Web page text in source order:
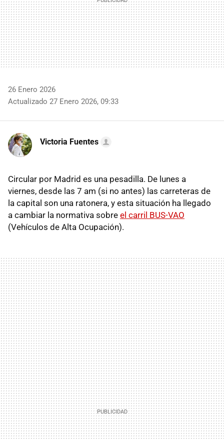
26 Enero 2026
Actualizado 27 Enero 2026, 09:33
Victoria Fuentes
Circular por Madrid es una pesadilla. De lunes a
viernes, desde las 7 am (si no antes) las carreteras de
la capital son una ratonera, y esta situación ha llegado
a cambiar la normativa sobre el carril BUS-VAO
(Vehículos de Alta Ocupación).